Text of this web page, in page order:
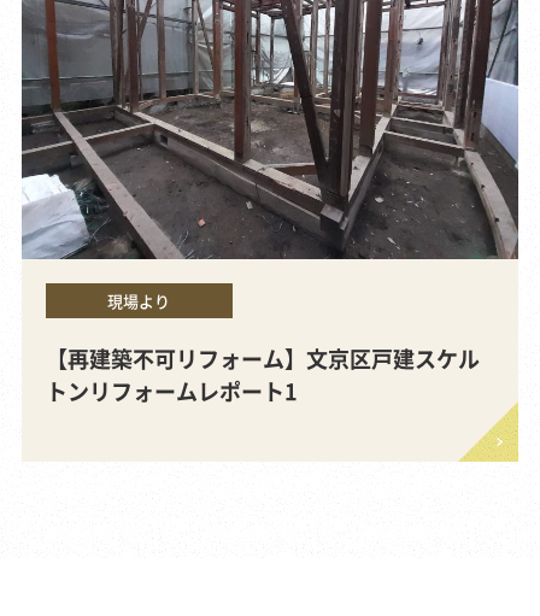
現場より
【再建築不可リフォーム】文京区戸建スケル
トンリフォームレポート1